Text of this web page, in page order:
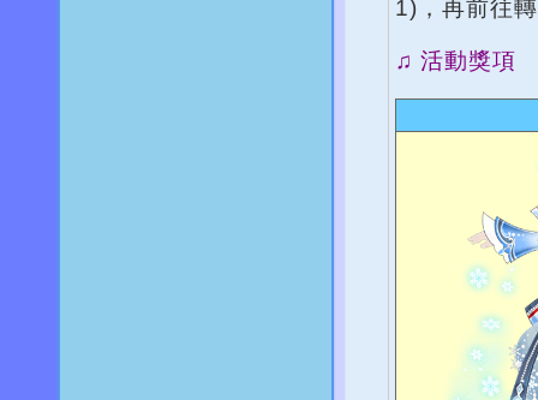
1)，再前往
♫ 活動獎項